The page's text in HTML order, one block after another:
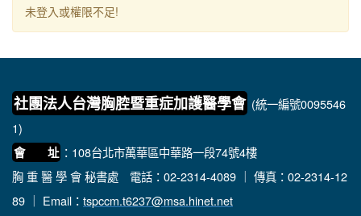
未登入或權限不足!
社團法人台灣胸腔暨重症加護醫學會 (統一編號0095546
1)
會 址 ：108台北市萬華區中華路一段74號4樓
胸 重 醫 學 會 秘書處 電話：02-2314-4089 ｜ 傳真：02-2314-12
89 ｜ Email： tspccm.t6237@msa.hinet.net